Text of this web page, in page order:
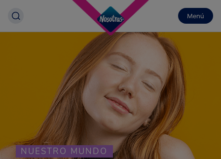
Menú
NUESTRO MUNDO